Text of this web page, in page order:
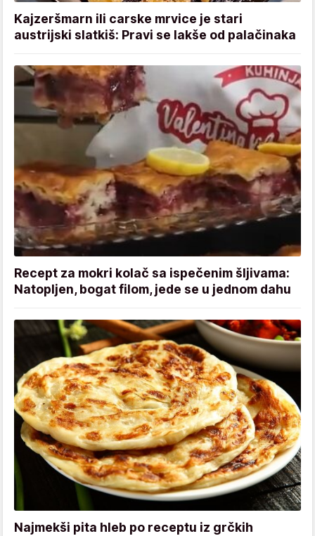
Kajzeršmarn ili carske mrvice je stari
austrijski slatkiš: Pravi se lakše od palačinaka
Recept za mokri kolač sa ispečenim šljivama:
Natopljen, bogat filom, jede se u jednom dahu
Najmekši pita hleb po receptu iz grčkih